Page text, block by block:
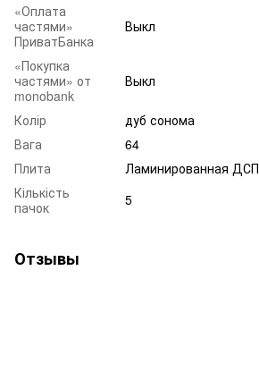
«Оплата
частями»
ПриватБанка
Выкл
«Покупка
частями» от
monobank
Выкл
Колір
дуб сонома
Вага
64
Плита
Ламинированная ДСП
Кількість
пачок
5
Отзывы